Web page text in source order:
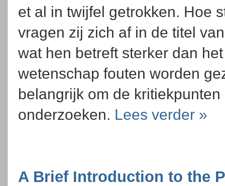
et al in twijfel getrokken. Hoe
vragen zij zich af in de titel
wat hen betreft sterker dan
wetenschap fouten worden
belangrijk om de
onderzoeken. Lees verder »
A Brief Introduction to the